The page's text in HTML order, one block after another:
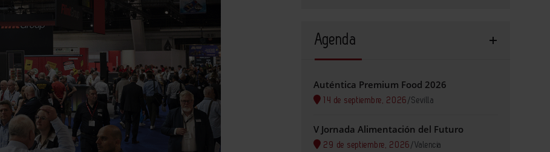
Agenda
Auténtica Premium Food 2026
14 de septiembre, 2026 /Sevilla
V Jornada Alimentación del Futuro
29 de septiembre, 2026 /Valencia